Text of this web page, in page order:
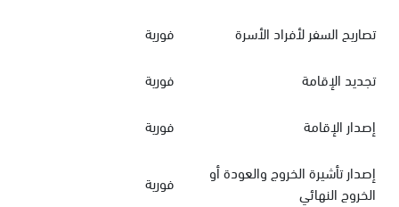
تصاريح السفر لأفراد الأسرة
فورية
تجديد الإقامة
فورية
إصدار الإقامة
فورية
إصدار تأشيرة الخروج والعودة أو
الخروج النهائي
فورية